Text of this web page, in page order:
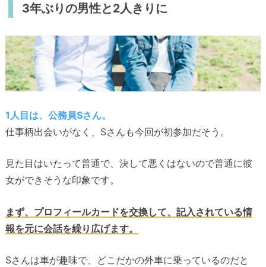
3年ぶりの男性と2人きりに
1人目は、公務員Sさん。
仕事柄出会いがなく、Sさんも今回が初参加だそう。
見た目はいたって普通で、決して悪くはないので普通に彼
女ができそうな印象です。
まず、プロフィールカードを交換して、記入されている情
報を元に会話を繰り広げます。
Sさんは車が趣味で、どこだかの外車に乗っているのだと